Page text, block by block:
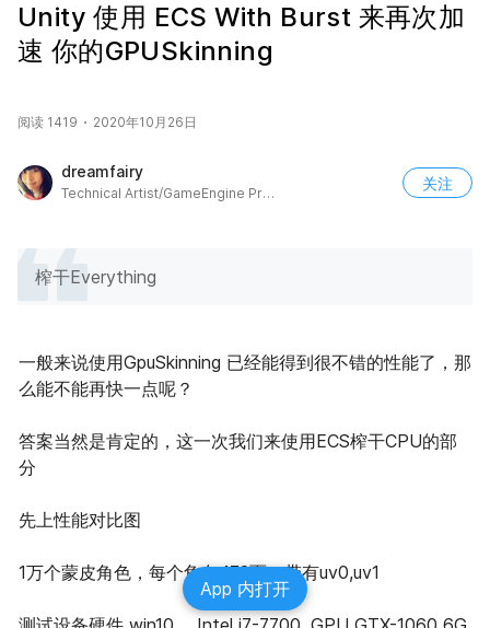
Unity 使用 ECS With Burst 来再次加
速 你的GPUSkinning
阅读 1419 2020年10月26日
dreamfairy
Technical Artist/GameEngine Programer
关注
榨干Everything
一般来说使用GpuSkinning 已经能得到很不错的性能了，那
么能不能再快一点呢？
答案当然是肯定的，这一次我们来使用ECS榨干CPU的部
分
先上性能对比图
1万个蒙皮角色，每个角色472面，带有uv0,uv1
App 内打开